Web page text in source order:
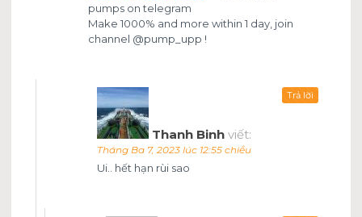
pumps on telegram
Make 1000% and more within 1 day, join
channel @pump_upp !
Thanh Binh viết:
Tháng Ba 7, 2023 lúc 12:55 chiều
Ui.. hết hạn rùi sao
Trả lời